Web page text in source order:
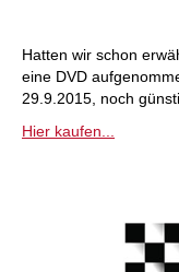
Hatten wir schon
eine DVD
29.9.2015, noch
Hier kaufen...